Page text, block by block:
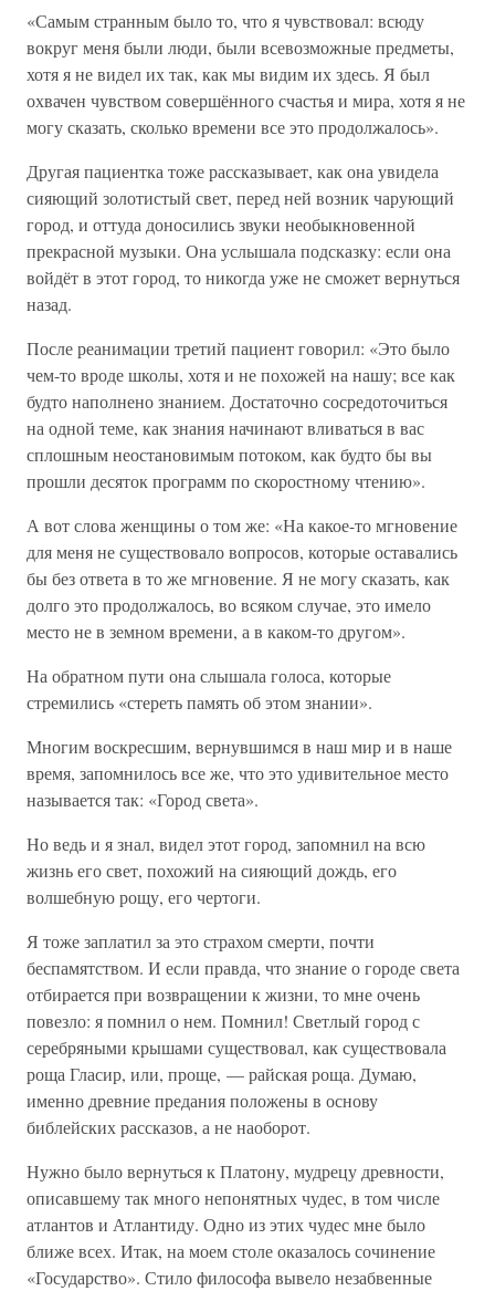
«Самым странным было то, что я чувствовал: всюду
вокруг меня были люди, были всевозможные предметы,
хотя я не видел их так, как мы видим их здесь. Я был
охвачен чувством совершённого счастья и мира, хотя я не
могу сказать, сколько времени все это продолжалось».
Другая пациентка тоже рассказывает, как она увидела
сияющий золотистый свет, перед ней возник чарующий
город, и оттуда доносились звуки необыкновенной
прекрасной музыки. Она услышала подсказку: если она
войдёт в этот город, то никогда уже не сможет вернуться
назад.
После реанимации третий пациент говорил: «Это было
чем-то вроде школы, хотя и не похожей на нашу; все как
будто наполнено знанием. Достаточно сосредоточиться
на одной теме, как знания начинают вливаться в вас
сплошным неостановимым потоком, как будто бы вы
прошли десяток программ по скоростному чтению».
А вот слова женщины о том же: «На какое-то мгновение
для меня не существовало вопросов, которые оставались
бы без ответа в то же мгновение. Я не могу сказать, как
долго это продолжалось, во всяком случае, это имело
место не в земном времени, а в каком-то другом».
На обратном пути она слышала голоса, которые
стремились «стереть память об этом знании».
Многим воскресшим, вернувшимся в наш мир и в наше
время, запомнилось все же, что это удивительное место
называется так: «Город света».
Но ведь и я знал, видел этот город, запомнил на всю
жизнь его свет, похожий на сияющий дождь, его
волшебную рощу, его чертоги.
Я тоже заплатил за это страхом смерти, почти
беспамятством. И если правда, что знание о городе света
отбирается при возвращении к жизни, то мне очень
повезло: я помнил о нем. Помнил! Светлый город с
серебряными крышами существовал, как существовала
роща Гласир, или, проще, — райская роща. Думаю,
именно древние предания положены в основу
библейских рассказов, а не наоборот.
Нужно было вернуться к Платону, мудрецу древности,
описавшему так много непонятных чудес, в том числе
атлантов и Атлантиду. Одно из этих чудес мне было
ближе всех. Итак, на моем столе оказалось сочинение
«Государство». Стило философа вывело незабвенные